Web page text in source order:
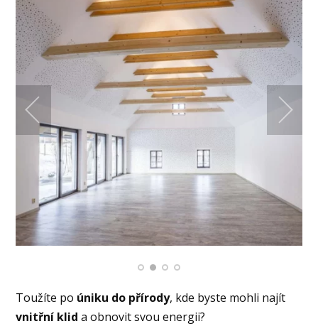
Toužíte po úniku do přírody, kde byste mohli najít
vnitřní klid a obnovit svou energii?